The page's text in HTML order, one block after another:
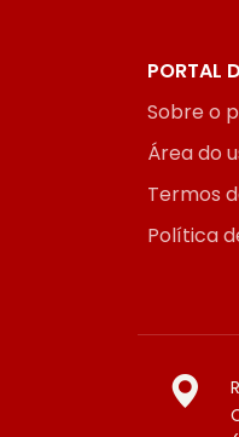
PORTAL
Sobre o
Área do
Termos
Política